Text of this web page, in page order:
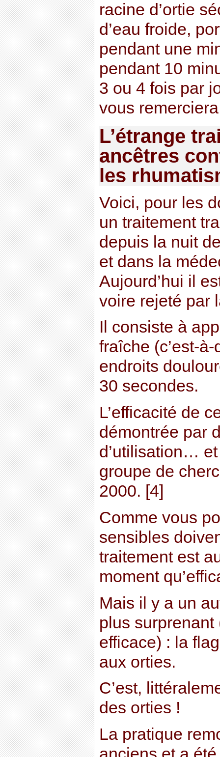
racine d’ortie
d’eau froide,
pendant une
pendant 10
3 ou 4 fois par
vous
L’étrange
ancêtres
les
Voici, pour les
un traitement
depuis la nuit
et dans la
Aujourd’hui il
voire rejeté par
Il consiste à
fraîche (c’est-
endroits
30 secondes.
L’efficacité de
démontrée par
d’utilisation…
groupe de
2000. [4]
Comme vous
sensibles
traitement est
moment
Mais il y a un
plus
efficace) : la
aux orties.
C’est,
des orties !
La pratique